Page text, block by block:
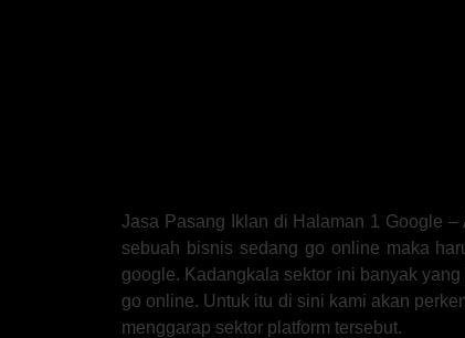
Jasa Pasang Iklan di Halaman 1 Google
sebuah bisnis sedang go online maka
google. Kadangkala sektor ini banyak
go online. Untuk itu di sini kami akan
menggarap sektor platform tersebut.